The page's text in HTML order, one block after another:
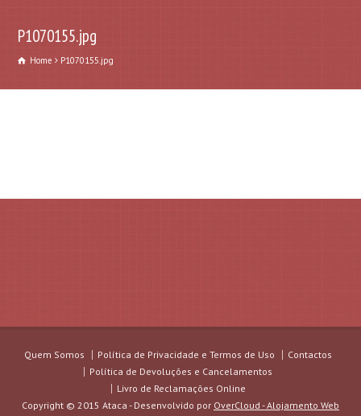
P1070155.jpg
Home P1070155.jpg
Quem Somos Política de Privacidade e Termos de Uso
Contactos
Política de Devoluções e Cancelamentos
Livro de Reclamações Online
Copyright © 2015 Ataca - Desenvolvido por OverCloud - Alojamento Web